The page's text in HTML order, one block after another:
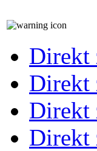
Direkt
Direkt
Direkt
Direkt